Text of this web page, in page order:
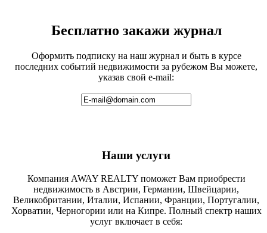
Бесплатно закажи журнал
Оформить подписку на наш журнал и быть в курсе
последних событий недвижимости за рубежом Вы можете,
указав свой e-mail:
Наши услуги
Компания AWAY REALTY поможет Вам приобрести
недвижимость в Австрии, Германии, Швейцарии,
Великобритании, Италии, Испании, Франции, Португалии,
Хорватии, Черногории или на Кипре. Полный спектр наших
услуг включает в себя: